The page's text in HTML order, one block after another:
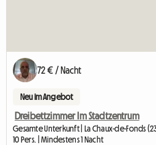
72 € / Nacht
Neu im Angebot
Dreibettzimmer Im Stadtzentrum
Gesamte Unterkunft | La Chaux-de-Fonds
10 Pers. | Mindestens 1 Nacht